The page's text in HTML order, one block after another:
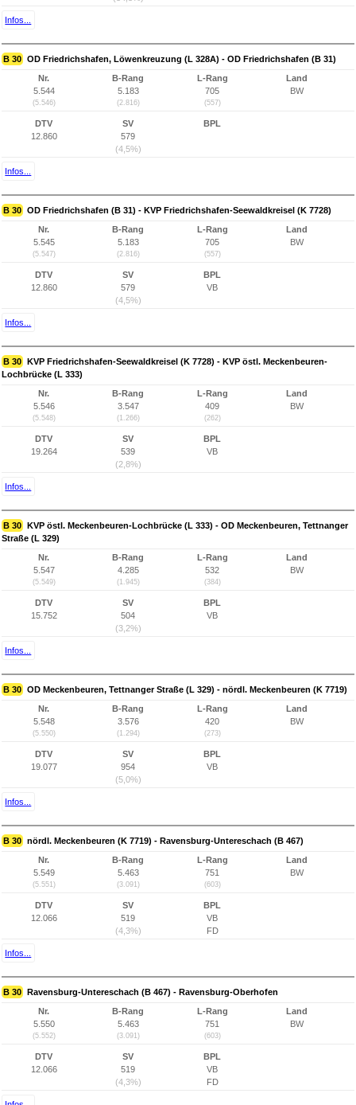
Infos...
B 30 OD Friedrichshafen, Löwenkreuzung (L 328A) - OD Friedrichshafen (B 31)
Nr.
5.544
(5.546)
B-Rang
5.183
(2.816)
L-Rang
705
(557)
Land
BW
DTV
12.860
SV
579
(4,5%)
BPL
Infos...
B 30 OD Friedrichshafen (B 31) - KVP Friedrichshafen-Seewaldkreisel (K 7728)
Nr.
5.545
(5.547)
B-Rang
5.183
(2.816)
L-Rang
705
(557)
Land
BW
DTV
12.860
SV
579
(4,5%)
BPL
VB
Infos...
B 30 KVP Friedrichshafen-Seewaldkreisel (K 7728) - KVP östl. Meckenbeuren-
Lochbrücke (L 333)
Nr.
5.546
(5.548)
B-Rang
3.547
(1.266)
L-Rang
409
(262)
Land
BW
DTV
19.264
SV
539
(2,8%)
BPL
VB
Infos...
B 30 KVP östl. Meckenbeuren-Lochbrücke (L 333) - OD Meckenbeuren, Tettnanger
Straße (L 329)
Nr.
5.547
(5.549)
B-Rang
4.285
(1.945)
L-Rang
532
(384)
Land
BW
DTV
15.752
SV
504
(3,2%)
BPL
VB
Infos...
B 30 OD Meckenbeuren, Tettnanger Straße (L 329) - nördl. Meckenbeuren (K 7719)
Nr.
5.548
(5.550)
B-Rang
3.576
(1.294)
L-Rang
420
(273)
Land
BW
DTV
19.077
SV
954
(5,0%)
BPL
VB
Infos...
B 30 nördl. Meckenbeuren (K 7719) - Ravensburg-Untereschach (B 467)
Nr.
5.549
(5.551)
B-Rang
5.463
(3.091)
L-Rang
751
(603)
Land
BW
DTV
12.066
SV
519
(4,3%)
BPL
VB
FD
Infos...
B 30 Ravensburg-Untereschach (B 467) - Ravensburg-Oberhofen
Nr.
5.550
(5.552)
B-Rang
5.463
(3.091)
L-Rang
751
(603)
Land
BW
DTV
12.066
SV
519
(4,3%)
BPL
VB
FD